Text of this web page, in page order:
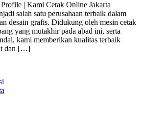
| Kami Cetak Online Jakarta
salah satu perusahaan terbaik dalam
desain grafis. Didukung oleh mesin cetak
yang mutakhir pada abad ini, serta
kami memberikan kualitas terbaik
dan […]